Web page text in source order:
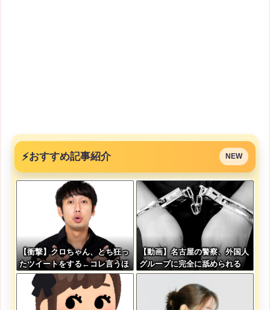
⚡おすすめ記事紹介 NEW
【衝撃】クロちゃん、とち狂っ
たツイートをする←コレ言うほ
どおかしいか？？？？？？
【動画】名古屋の警察、外国人
グループに完全に舐められる